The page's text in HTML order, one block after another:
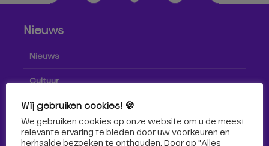
Nieuws
Nieuws
Cultuur
Sport
Wij gebruiken cookies! 🍪
We gebruiken cookies op onze website om u de meest
relevante ervaring te bieden door uw voorkeuren en
herhaalde bezoeken te onthouden. Door op "Alles